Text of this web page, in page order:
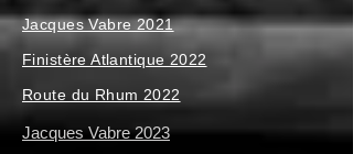
Jacques Vabre 2021
Finistère Atlantique 2022
Route du Rhum 2022
Jacques Vabre 2023